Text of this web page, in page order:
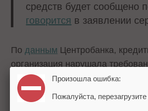
средств будет сообщено
говорится в заявлении
По данным Центробанка,
организация нарушала
законодательства в области
отмыванию доходов,
путем, и финансированию
Произошла ошибка:
Пожалуйста, перезагрузите